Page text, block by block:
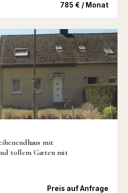
785 € / Monat
mit
tollem Garten mit
Preis auf Anfrage